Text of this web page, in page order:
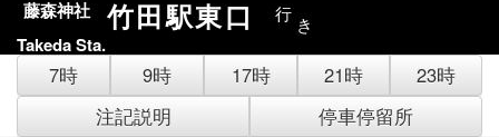
藤森神社 竹田駅東口 行 き
Takeda Sta.
7時 9時 17時 21時
23時
注記説明
停車停留所